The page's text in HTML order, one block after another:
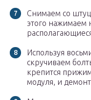
Снимаем со
этого нажимаем
Используя
скручиваем
крепится
модуля, и